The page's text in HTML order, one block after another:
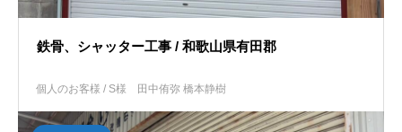
鉄骨、シャッター工事 / 和歌山県有田郡
個人のお客様 / S様 田中侑弥 橋本静樹